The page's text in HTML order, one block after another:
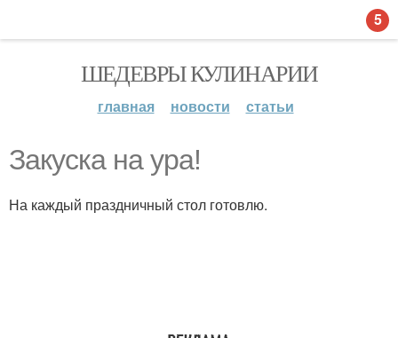
ШЕДЕВРЫ КУЛИНАРИИ
главная новости статьи
Закуска на ура!
На каждый праздничный стол готовлю.
5